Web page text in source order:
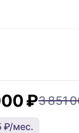
₽3 851
₽/мес.